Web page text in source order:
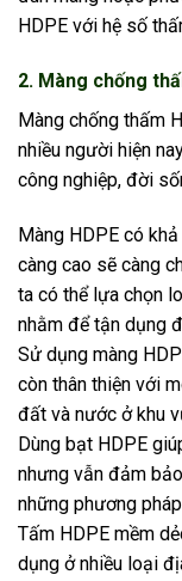
HDPE với hệ số
2. Màng chống
Màng chống thấm
nhiều người hiện
công nghiệp, đời
Màng HDPE có
càng cao sẽ càng
ta có thể lựa chọn
nhằm để tận dụng
Sử dụng màng
còn thân thiện với
đất và nước ở khu
Dùng bạt HDPE
nhưng vẫn đảm
những phương
Tấm HDPE mềm
dụng ở nhiều loại